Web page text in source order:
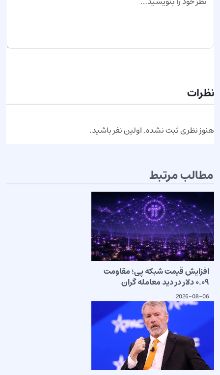
نظرات
هنوز نظری ثبت نشده. اولین نفر باشید.
مطالب مرتبط
افزایش قیمت شبکه پی؛ مقاومت
۰.۰۹ دلار در دید معامله گران
2026-08-06